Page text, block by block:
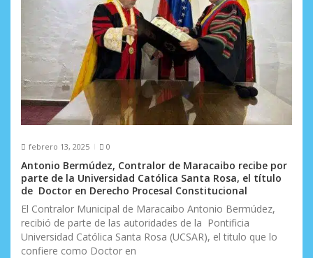
d
a
s
febrero 13, 2025 0
Antonio Bermúdez, Contralor de Maracaibo recibe por
parte de la Universidad Católica Santa Rosa, el título
de Doctor en Derecho Procesal Constitucional
El Contralor Municipal de Maracaibo Antonio Bermúdez,
recibió de parte de las autoridades de la Pontificia
Universidad Católica Santa Rosa (UCSAR), el titulo que lo
confiere como Doctor en